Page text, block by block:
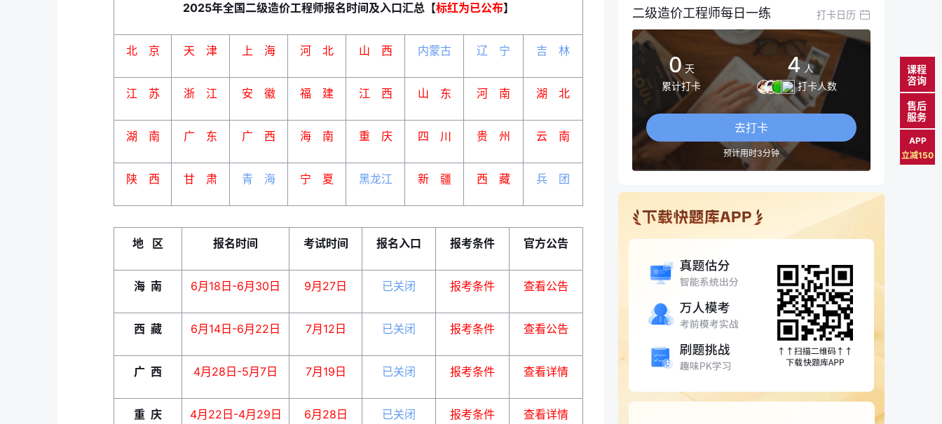
2025年全国二级造价工程师报名时间及入口汇总【标红为已公布】
北 京 天 津 上 海 河 北 山 西 内蒙古 辽 宁 吉 林
江 苏 浙 江 安 徽 福 建 江 西 山 东 河 南 湖 北
湖 南 广 东 广 西 海 南 重 庆 四 川 贵 州 云 南
陕 西 甘 肃 青 海 宁 夏 黑龙江 新 疆 西 藏 兵 团
地 区 报名时间 考试时间 报名入口 报考条件 官方公告
海 南 6月18日-6月30日 9月27日 已关闭 报考条件 查看公告
西 藏 6月14日-6月22日 7月12日 已关闭 报考条件 查看公告
广 西 4月28日-5月7日 7月19日 已关闭 报考条件 查看详情
重 庆 4月22日-4月29日 6月28日 已关闭 报考条件 查看详情
二级造价工程师每日一练 打卡日历
0 天
累计打卡
4 人
打卡人数
去打卡
预计用时3分钟
课程
咨询
售后
服务
APP
立减150